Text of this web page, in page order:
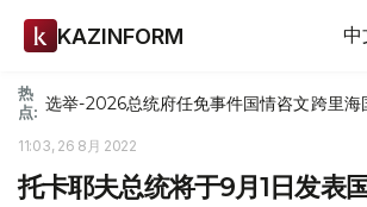
KAZINFORM 中
热
点: 选举-2026总统府任免事件国情咨文跨里海
11:03, 26 8月 2022
托卡耶夫总统将于9月1日发表